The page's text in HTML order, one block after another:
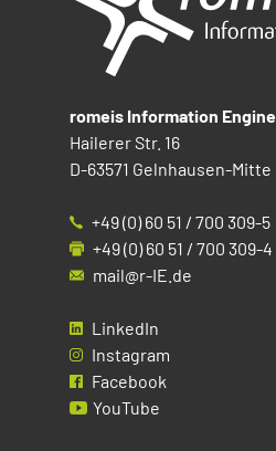
romeis Information
Hailerer Str. 16
D-63571 Gelnhausen-Mitte
+49 (0) 60 51 / 700 309-5
+49 (0) 60 51 / 700 309-4
mail@r-IE.de
LinkedIn
Instagram
Facebook
YouTube